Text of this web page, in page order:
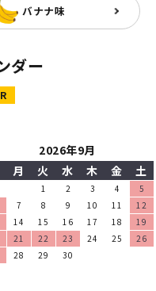
バナナ味
ダー
2026年9月
月 火 水 木 金 土
1 2 3 4
5
7 8 9 10 11
12
14 15 16 17 18
19
21 22 23 24 25
26
28 29 30